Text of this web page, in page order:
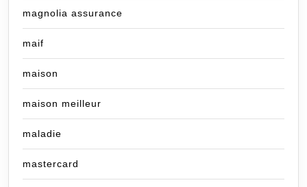
magnolia assurance
maif
maison
maison meilleur
maladie
mastercard